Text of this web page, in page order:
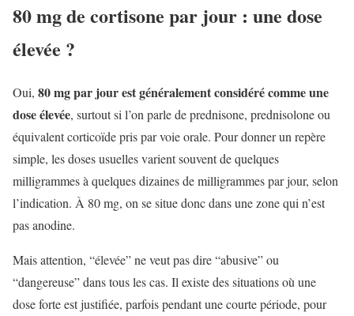
80 mg de cortisone par jour : une dose
élevée ?
Oui, 80 mg par jour est généralement considéré comme une
dose élevée, surtout si l’on parle de prednisone, prednisolone ou
équivalent corticoïde pris par voie orale. Pour donner un repère
simple, les doses usuelles varient souvent de quelques
milligrammes à quelques dizaines de milligrammes par jour, selon
l’indication. À 80 mg, on se situe donc dans une zone qui n’est
pas anodine.
Mais attention, “élevée” ne veut pas dire “abusive” ou
“dangereuse” dans tous les cas. Il existe des situations où une
dose forte est justifiée, parfois pendant une courte période, pour